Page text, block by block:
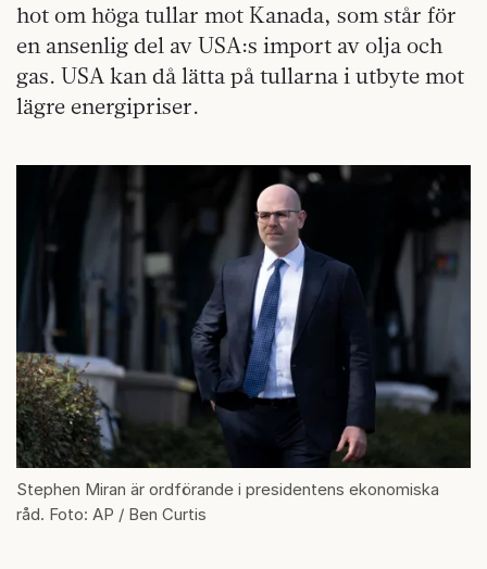
hot om höga tullar mot Kanada, som står för
en ansenlig del av USA:s import av olja och
gas. USA kan då lätta på tullarna i utbyte mot
lägre energipriser.
Stephen Miran är ordförande i presidentens ekonomiska
råd. Foto: AP / Ben Curtis